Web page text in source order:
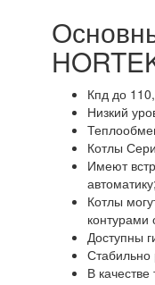
Кпд до
Низкий
Котлы
Имеют
автоматику;
Котлы
Доступны
Стабильно
В